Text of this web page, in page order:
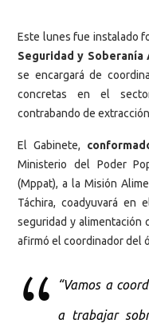
Este lunes fue instalado
Seguridad y
se encargará de
concretas en el
contrabando de
El Gabinete,
Ministerio del Poder
(Mppat), a la Misión
Táchira, coadyuvará en
seguridad y alimentación
afirmó el coordinador del
“Vamos a
a trabajar